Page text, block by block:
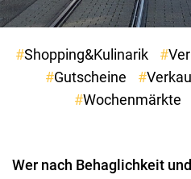
Shopping&Kulinarik
Gutscheine
Wochenmärkte
Wer nach Behaglichkeit